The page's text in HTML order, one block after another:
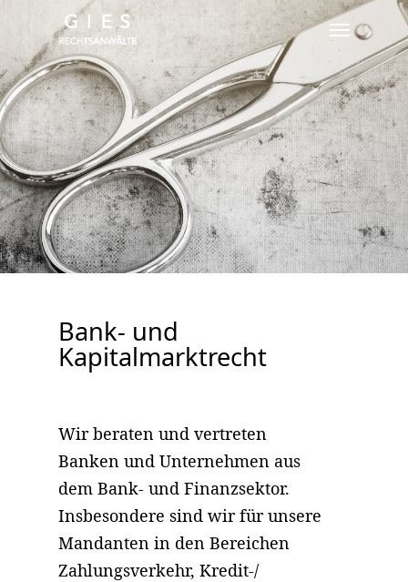
main
content
Menu
Bank- und
Kapitalmarktrecht
Wir beraten und vertreten
Banken und Unternehmen aus
dem Bank- und Finanzsektor.
Insbesondere sind wir für unsere
Mandanten in den Bereichen
Zahlungsverkehr, Kredit-/